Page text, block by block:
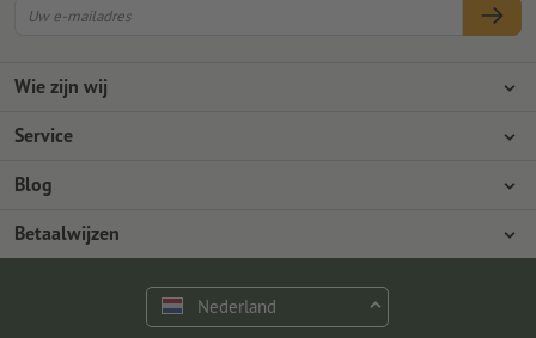
Wie zijn wij
Ondernemingen
Milieubescherming
Service
Betaalwijzen
Verzending
Premium programma
Blog
Photoshop-tutorials
Gratis lettertypes en fonts
Betaalwijzen
Nederland